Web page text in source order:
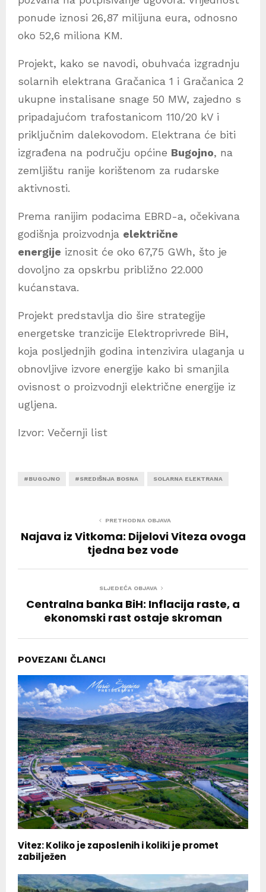
ponude iznosi 26,87 milijuna eura, odnosno
oko 52,6 miliona KM.
Projekt, kako se navodi, obuhvaća izgradnju
solarnih elektrana Gračanica 1 i Gračanica 2
ukupne instalisane snage 50 MW, zajedno s
pripadajućom trafostanicom 110/20 kV i
priključnim dalekovodom. Elektrana će biti
izgrađena na području općine Bugojno, na
zemljištu ranije korištenom za rudarske
aktivnosti.
Prema ranijim podacima EBRD-a, očekivana
godišnja proizvodnja električne
energije iznosit će oko 67,75 GWh, što je
dovoljno za opskrbu približno 22.000
kućanstava.
Projekt predstavlja dio šire strategije
energetske tranzicije Elektroprivrede BiH,
koja posljednjih godina intenzivira ulaganja u
obnovljive izvore energije kako bi smanjila
ovisnost o proizvodnji električne energije iz
ugljena.
Izvor: Večernji list
#BUGOJNO #SREDIŠNJA BOSNA SOLARNA ELEKTRANA
PRETHODNA OBJAVA
Najava iz Vitkoma: Dijelovi Viteza ovoga
tjedna bez vode
SLJEDEĆA OBJAVA
Centralna banka BiH: Inflacija raste, a
ekonomski rast ostaje skroman
POVEZANI ČLANCI
Vitez: Koliko je zaposlenih i koliki je promet
zabilježen